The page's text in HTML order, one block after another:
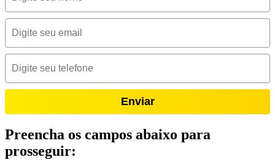
Enviar
Preencha os campos abaixo para
prosseguir: